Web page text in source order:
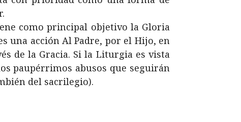
como principal objetivo la Gloria
una acción Al Padre, por el Hijo, en
de la Gracia. Si la Liturgia es vista
paupérrimos abusos que seguirán
del sacrilegio).